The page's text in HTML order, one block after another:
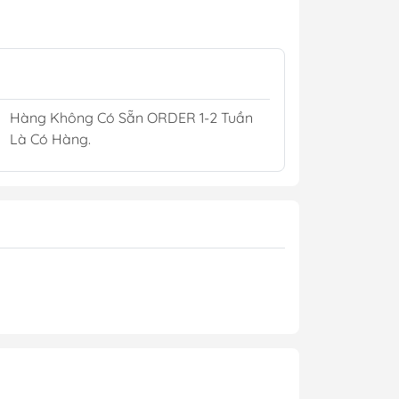
Hàng Không Có Sẵn ORDER 1-2 Tuần
Là Có Hàng.